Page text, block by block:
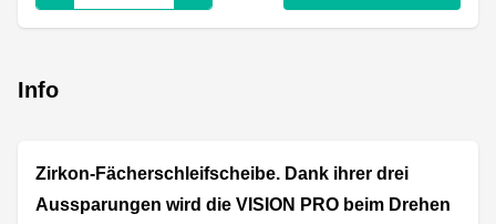
Info
Zirkon-Fächerschleifscheibe. Dank ihrer drei
Aussparungen wird die VISION PRO beim Drehen